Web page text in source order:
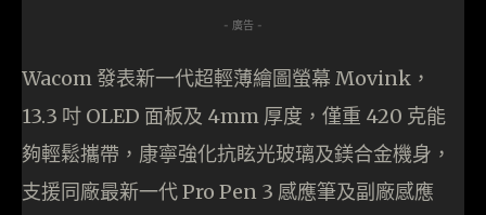
- 廣告 -
Wacom 發表新一代超輕薄繪圖螢幕 Movink，
13.3 吋 OLED 面板及 4mm 厚度，僅重 420 克能
夠輕鬆攜帶，康寧強化抗眩光玻璃及鎂合金機身，
支援同廠最新一代 Pro Pen 3 感應筆及副廠感應